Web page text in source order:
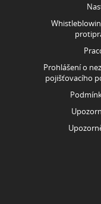
Prohlášení o
pojišťovacího